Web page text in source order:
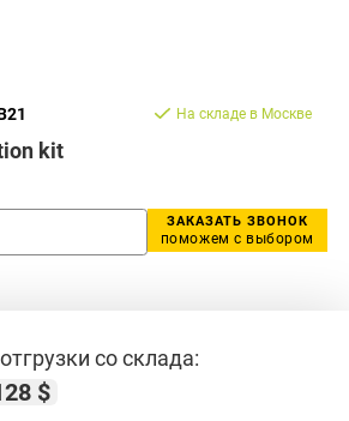
kit
На складе в Москве
ЗАКАЗАТЬ ЗВОНОК
поможем с выбором
со склада:
$